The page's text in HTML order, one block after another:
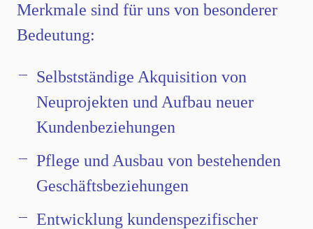
Merkmale sind für uns von besonderer
Bedeutung:
Selbstständige Akquisition von
Neuprojekten und Aufbau neuer
Kundenbeziehungen
Pflege und Ausbau von bestehenden
Geschäftsbeziehungen
Entwicklung kundenspezifischer